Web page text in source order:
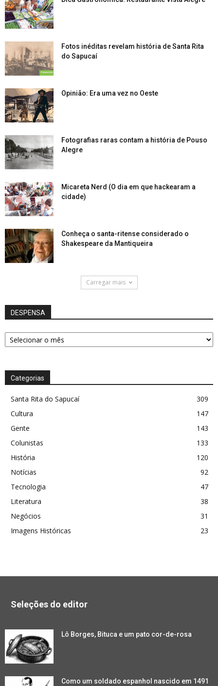
Fotos inéditas revelam história de Santa Rita
do Sapucaí
Opinião: Era uma vez no Oeste
Fotografias raras contam a história de Pouso
Alegre
Micareta Nerd (O dia em que hackearam a
cidade)
Conheça o santa-ritense considerado o
Shakespeare da Mantiqueira
Carregar mais
DESPENSA
DESPENSA
Categorias
Santa Rita do Sapucaí
309
Cultura
147
Gente
143
Colunistas
133
História
120
Notícias
92
Tecnologia
47
Literatura
38
Negócios
31
Imagens Históricas
23
Seleções do editor
Lô Borges, Bituca e um pato cor-de-rosa
Como um soldado espanhol nascido em 1491